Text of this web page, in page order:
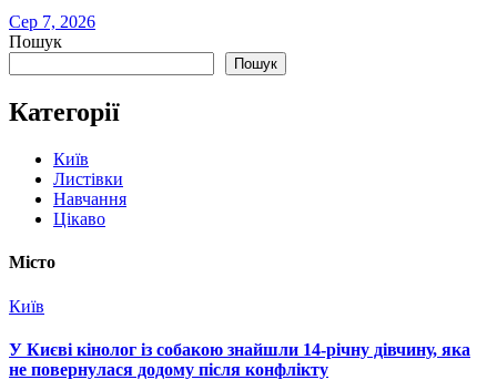
Сер 7, 2026
Пошук
Пошук
Категорії
Київ
Листівки
Навчання
Цікаво
Місто
Київ
У Києві кінолог із собакою знайшли 14-річну дівчину, яка
не повернулася додому після конфлікту